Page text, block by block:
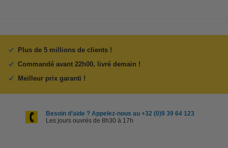
Plus de 5 millions de clients !
Commandé avant 22h00, livré demain !
Meilleur prix garanti !
Besoin d’aide ? Appelez-nous au +32 (0)9 39 64 123
Les jours ouvrés de 8h30 à 17h